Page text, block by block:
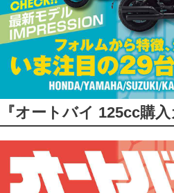
『オートバイ 125cc購入